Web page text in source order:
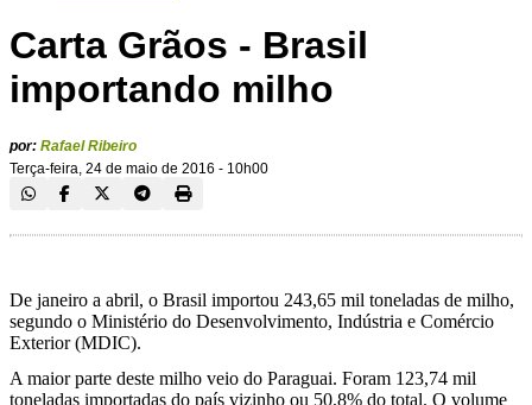
Carta Grãos - Brasil
importando milho
por: Rafael Ribeiro
Terça-feira, 24 de maio de 2016 - 10h00
De janeiro a abril, o Brasil importou 243,65 mil toneladas de milho,
segundo o Ministério do Desenvolvimento, Indústria e Comércio
Exterior (MDIC).
A maior parte deste milho veio do Paraguai. Foram 123,74 mil
toneladas importadas do país vizinho ou 50,8% do total. O volume